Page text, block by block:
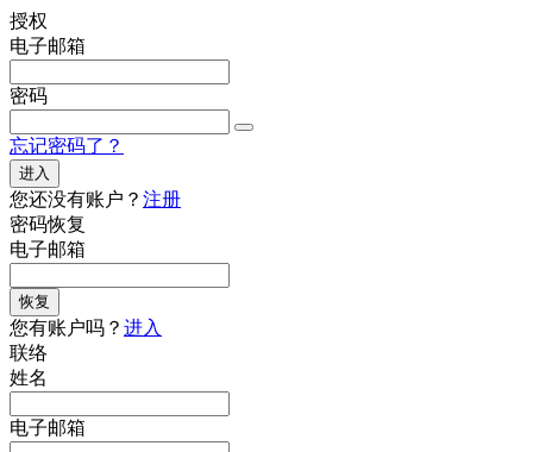
授权
电子邮箱
密码
忘记密码了？
进入
您还没有账户？ 注册
密码恢复
电子邮箱
恢复
您有账户吗？ 进入
联络
姓名
电子邮箱